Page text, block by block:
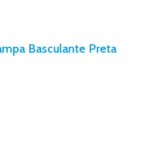
Basculante Preta